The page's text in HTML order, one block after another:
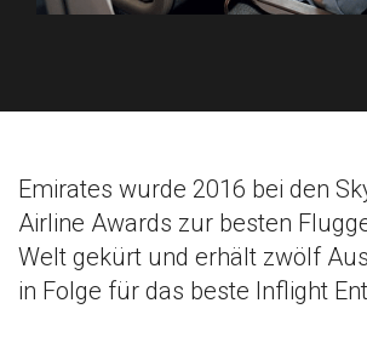
Emirates wurde 2016 bei den
Airline Awards zur besten
Welt gekürt und erhält zwölf
in Folge für das beste Inflight